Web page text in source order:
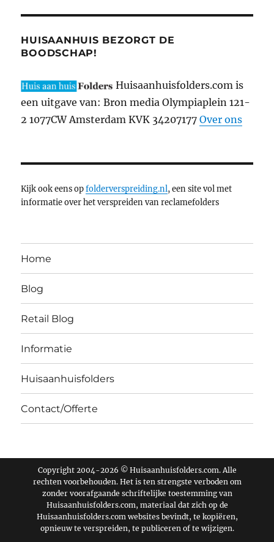
HUISAANHUIS BEZORGT DE
BOODSCHAP!
Huisaanhuisfolders.com is
een uitgave van: Bron media Olympiaplein 121-
2 1077CW Amsterdam KVK 34207177Over ons
Kijk ook eens opfolderverspreiding.nl, een site vol met
informatie over het verspreiden van reclamefolders
Home
Blog
Retail Blog
Informatie
Huisaanhuisfolders
Contact/Offerte
Copyright 2004-2026 © Huisaanhuisfolders.com. Alle
rechten voorbehouden. Het is ten strengste verboden om
zonder voorafgaande schriftelijke toestemming van
Huisaanhuisfolders.com, materiaal dat zich op de
Huisaanhuisfolders.com websites bevindt, te kopiëren,
opnieuw te verspreiden, te publiceren of te wijzigen.